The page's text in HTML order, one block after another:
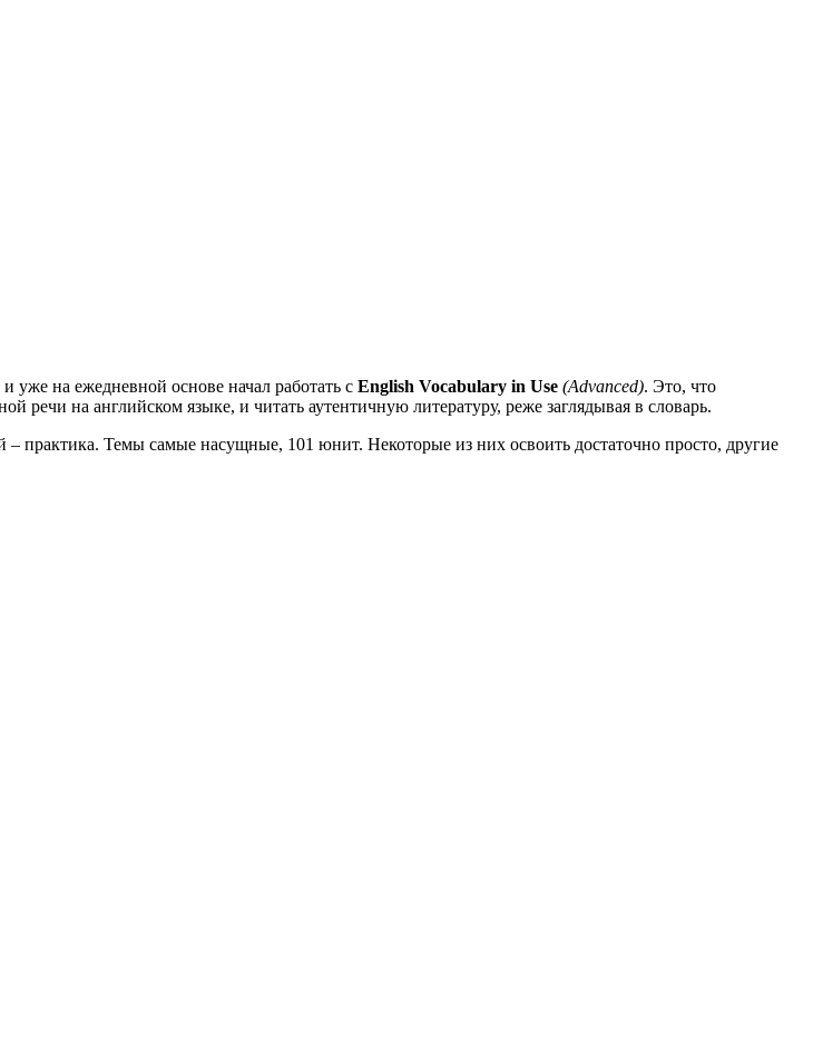
уже на ежедневной основе начал работать с English Vocabulary in Use (Advanced). Это, что
речи на английском языке, и читать аутентичную литературу, реже заглядывая в словарь.
– практика. Темы самые насущные, 101 юнит. Некоторые из них освоить достаточно просто, другие